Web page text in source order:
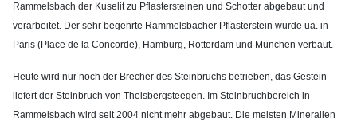
Rammelsbach der Kuselit zu Pflastersteinen und Schotter abgebaut und
verarbeitet. Der sehr begehrte Rammelsbacher Pflasterstein wurde ua. in
Paris (Place de la Concorde), Hamburg, Rotterdam und München verbaut.
Heute wird nur noch der Brecher des Steinbruchs betrieben, das Gestein
liefert der Steinbruch von Theisbergsteegen. Im Steinbruchbereich in
Rammelsbach wird seit 2004 nicht mehr abgebaut. Die meisten Mineralien